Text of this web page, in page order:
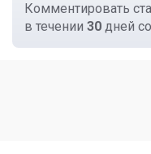
Комментировать
в течении 30 дней